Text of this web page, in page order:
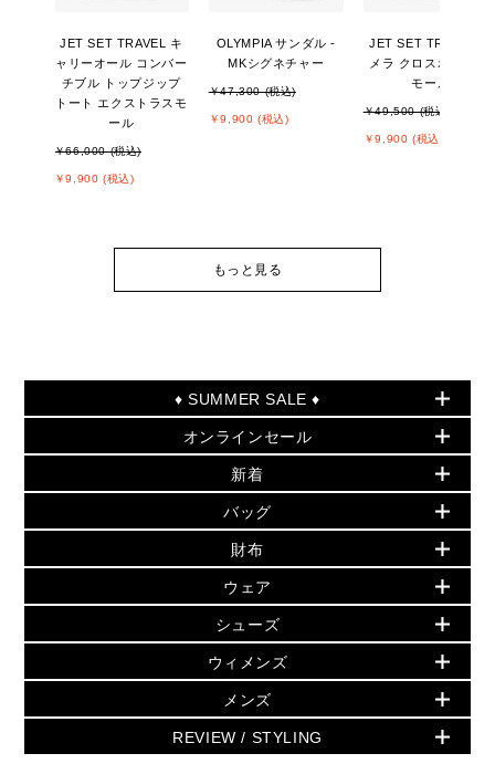
JET SET TRAVEL キ
ャリーオール コンバー
チブル トップジップ
トート エクストラスモ
ール
￥66,000 (税込)
￥9,900 (税込)
OLYMPIA サンダル -
MKシグネチャー
￥47,300 (税込)
￥9,900 (税込)
JET SET TRAVEL カ
メラ クロスボディ ス
モール
￥49,500 (税込)
￥9,900 (税込)
もっと見る
♦ SUMMER SALE ♦
セールおすすめアイテム
▶ ウィメンズ
バッグ
小物
シューズ・靴
ウェア
アクセサリー
時計
▶ メンズ
バッグ
オンラインセール
PRODUCT OF THE MONTH - 今月の特別価格
再値下げアイテム
追加アイテム
▶ ウィメンズすべて(ウェア・シューズ除く)
バッグ
財布・小物
ウェア
シューズ
時計・ジュエリー
新着
夏のスタイル
▶ すべて
▶ ウィメンズすべて
財布・小物
アクセサリー
フレグランス
シューズ
バッグ
人気の定番アイテム
日本限定 - バッグ
▶ ウィメンズすべて
トートバッグ
ショルダーバッグ
クロスボディ・斜め掛け
財布
日本限定 - 財布・小物
▶ ウィメンズすべて
GREENWICH
折り財布(二つ折り・三つ折り)
長財布
ウェア
▶ ウィメンズすべて
トップス
スカート・パンツ
ジャケット・アウター
シューズ
▶ ウィメンズすべて
サンダル
スニーカー
ウィメンズ
人気の定番アイテム
▶ ウィメンズすべて
メンズ
▶ メンズすべて
REVIEW / STYLING